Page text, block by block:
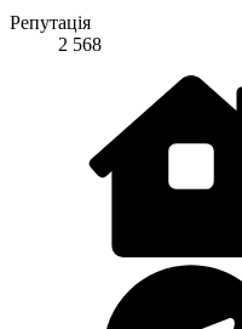
Репутація
2 568